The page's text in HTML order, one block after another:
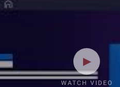
WATCH VIDEO